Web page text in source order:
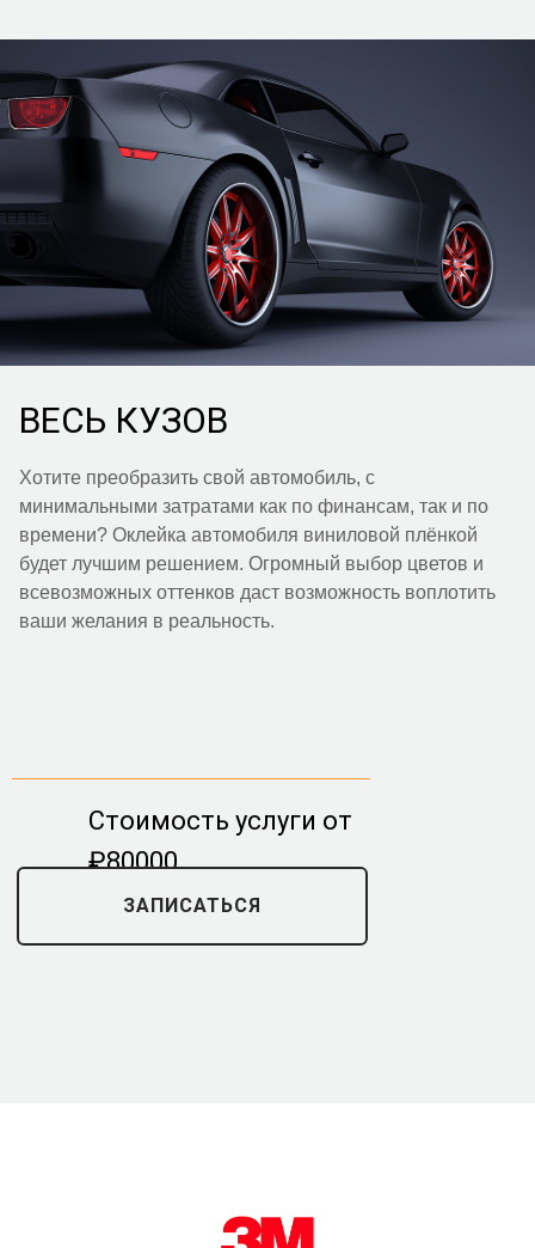
ВЕСЬ КУЗОВ
Хотите преобразить свой автомобиль, с
минимальными затратами как по финансам, так и по
времени? Оклейка автомобиля виниловой плёнкой
будет лучшим решением. Огромный выбор цветов и
всевозможных оттенков даст возможность воплотить
ваши желания в реальность.
Стоимость услуги от
₽80000
ЗАПИСАТЬСЯ